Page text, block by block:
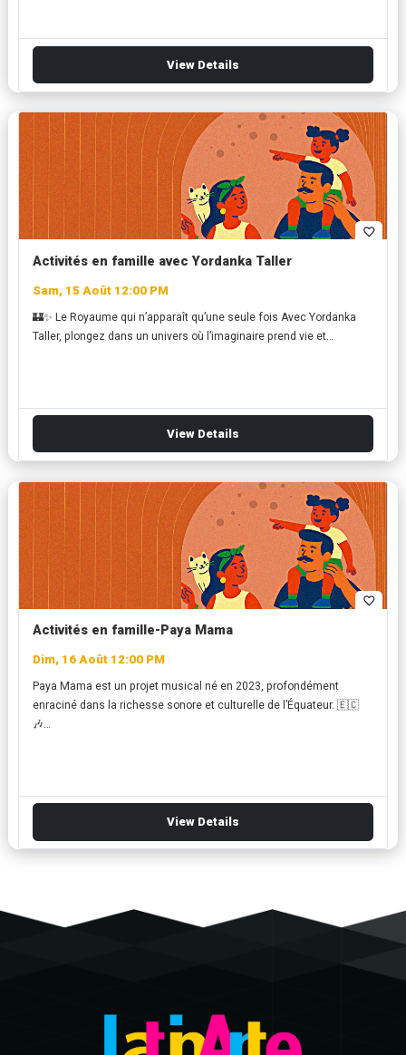
View Details
favorite_border
Activités en famille avec Yordanka Taller
Sam, 15 Août 12:00 PM
🏰✨ Le Royaume qui n’apparaît qu’une seule fois Avec Yordanka
Taller, plongez dans un univers où l’imaginaire prend vie et…
View Details
favorite_border
Activités en famille-Paya Mama
Dim, 16 Août 12:00 PM
Paya Mama est un projet musical né en 2023, profondément
enraciné dans la richesse sonore et culturelle de l’Équateur. 🇪🇨
🎶…
View Details